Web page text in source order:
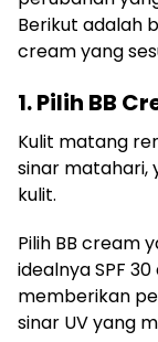
Berikut adalah
cream yang
1. Pilih BB
Kulit matang
sinar
kulit.
Pilih BB cream
idealnya SPF
memberikan
sinar UV yang